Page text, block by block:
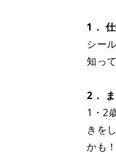
1．
シー
知っ
2．
1・2
きを
かも！